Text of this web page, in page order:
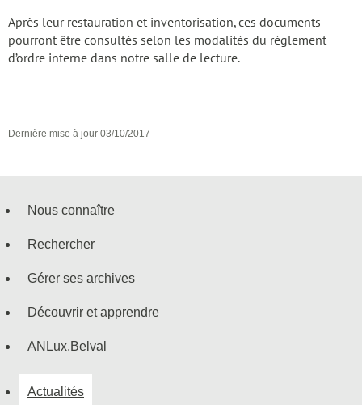
Après leur restauration et inventorisation, ces documents
pourront être consultés selon les modalités du règlement
d’ordre interne dans notre salle de lecture.
Dernière mise à jour 03/10/2017
Menu
de
navigation
Nous connaître
Rechercher
Gérer ses archives
Découvrir et apprendre
ANLux.Belval
Actualités